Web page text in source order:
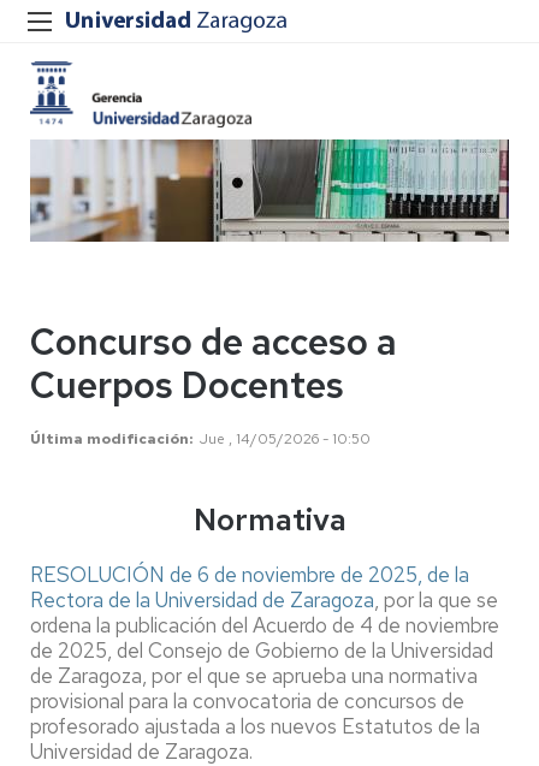
Concurso de acceso a
Cuerpos Docentes
Última modificación Jue , 14/05/2026 - 10:50
Normativa
RESOLUCIÓN de 6 de noviembre de 2025, de la
Rectora de la Universidad de Zaragoza, por la que se
ordena la publicación del Acuerdo de 4 de noviembre
de 2025, del Consejo de Gobierno de la Universidad
de Zaragoza, por el que se aprueba una normativa
provisional para la convocatoria de concursos de
profesorado ajustada a los nuevos Estatutos de la
Universidad de Zaragoza.